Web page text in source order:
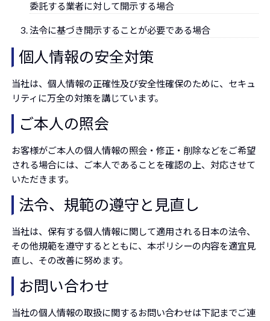
委託する業者に対して開示する場合
法令に基づき開示することが必要である場合
個人情報の安全対策
当社は、個人情報の正確性及び安全性確保のために、セキュ
リティに万全の対策を講じています。
ご本人の照会
お客様がご本人の個人情報の照会・修正・削除などをご希望
される場合には、ご本人であることを確認の上、対応させて
いただきます。
法令、規範の遵守と見直し
当社は、保有する個人情報に関して適用される日本の法令、
その他規範を遵守するとともに、本ポリシーの内容を適宜見
直し、その改善に努めます。
お問い合わせ
当社の個人情報の取扱に関するお問い合わせは下記までご連